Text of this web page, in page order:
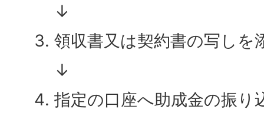
↓
領収書又は契約書の写しを
↓
指定の口座へ助成金の振り